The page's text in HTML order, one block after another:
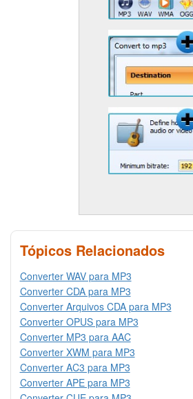
Tópicos Relacionados
Converter WAV para MP3
Converter CDA para MP3
Converter Arquivos CDA para MP3
Converter OPUS para MP3
Converter MP3 para AAC
Converter XWM para MP3
Converter AC3 para MP3
Converter APE para MP3